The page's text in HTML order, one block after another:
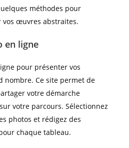
méthodes pour
vos œuvres abstraites.
en ligne
pour présenter vos
nombre. Ce site permet de
votre démarche
votre parcours. Sélectionnez
photos et rédigez des
chaque tableau.